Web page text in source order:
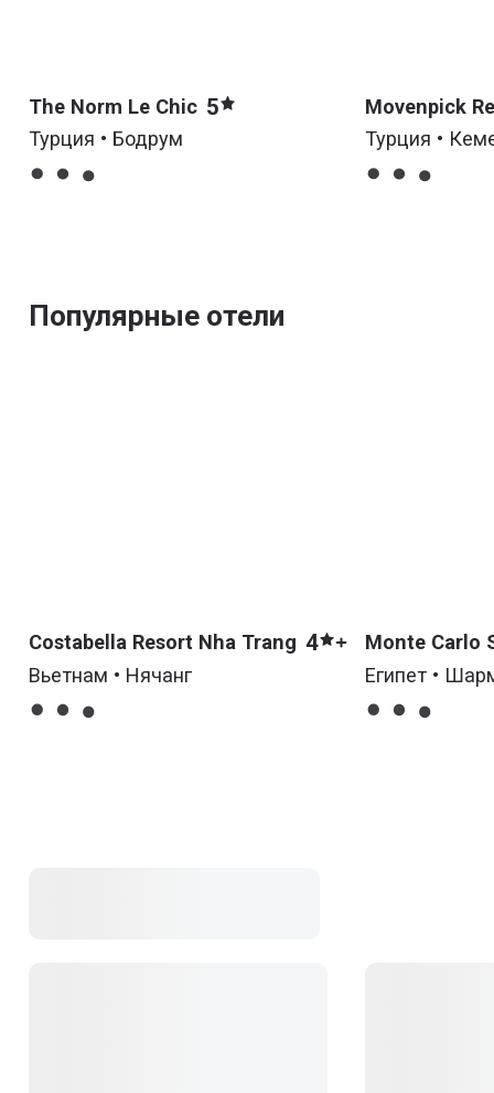
The Norm Le Chic 5
Турция • Бодрум
Movenpick
Tekirova
Турция •
Популярные отели
Costabella Resort Nha Trang 4
Вьетнам • Нячанг
Monte Carlo
Spa & Aqua
Египет •